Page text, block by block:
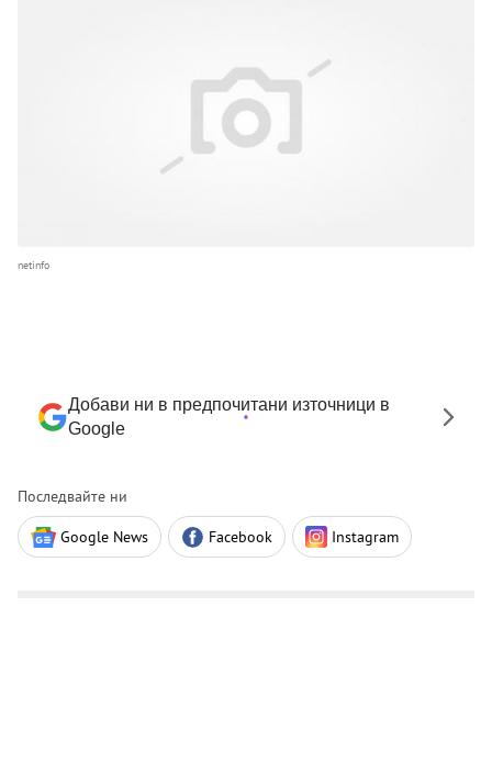
netinfo
Добави ни в предпочитани източници в
Google
Последвайте ни
Google News Facebook Instagram